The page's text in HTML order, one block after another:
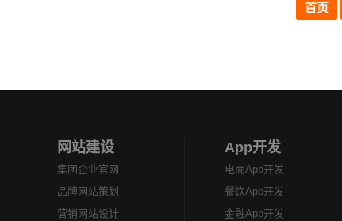
首页
网站建设
集团企业官网
品牌网站策划
营销网站设计
App开发
电商App开发
餐饮App开发
金融App开发